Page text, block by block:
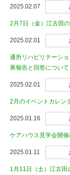
2025.02.07
2月7日（金）江古田
2025.02.01
通所リハビリテーシ
果報告と回答について
2025.02.01
2月のイベントカレン
2025.01.16
ケアハウス見学会開
2025.01.11
1月11日（土）江古田